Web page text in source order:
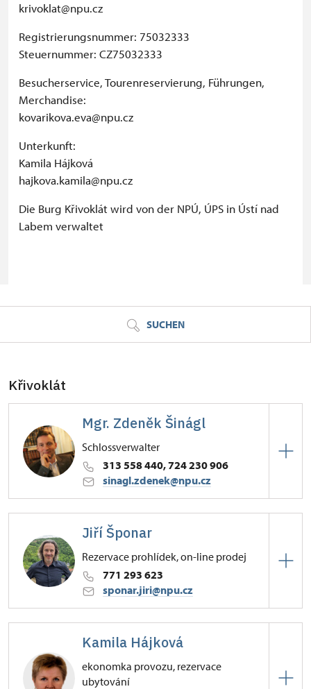
krivoklat@npu.cz
Registrierungsnummer: 75032333
Steuernummer: CZ75032333
Besucherservice, Tourenreservierung, Führungen,
Merchandise:
kovarikova.eva@npu.cz
Unterkunft:
Kamila Hájková
hajkova.kamila@npu.cz
Die Burg Křivoklát wird von der NPÚ, ÚPS in Ústí nad
Labem verwaltet
SUCHEN
Křivoklát
Mgr. Zdeněk Šinágl
Schlossverwalter
313 558 440, 724 230 906
sinagl.zdenek@npu.cz
47/, Křivoklát 47
Jiří Šponar
Rezervace prohlídek, on-line prodej
771 293 623
sponar.jiri@npu.cz
47/, Křivoklát 47
Kamila Hájková
ekonomka provozu, rezervace
ubytování